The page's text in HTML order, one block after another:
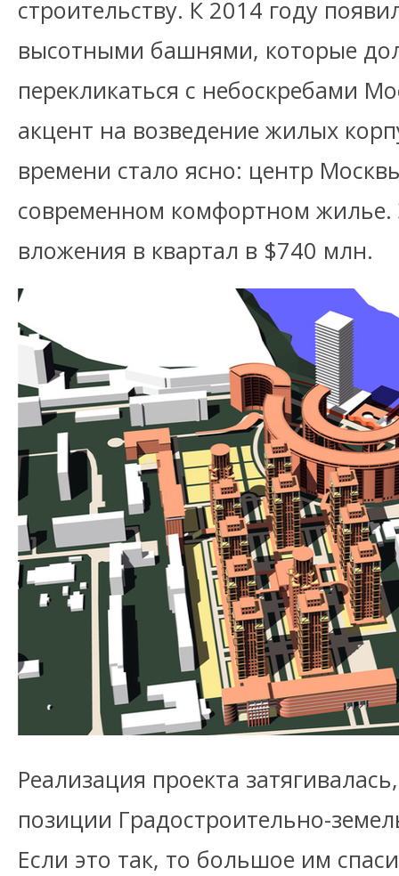
строительству. К 2014 году
высотными башнями, которые
перекликаться с небоскребами
акцент на возведение жилых
времени стало ясно: центр
современном комфортном жилье.
вложения в квартал в $740 млн.
Реализация проекта
позиции Градостроительно-
Если это так, то большое им